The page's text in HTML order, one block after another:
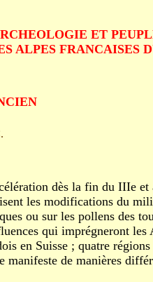
ET
ALPES FRANCAISES
dès la fin du IIIe et
les modifications du
ou sur les pollens des
qui imprégneront
en Suisse ; quatre
manifeste de manières